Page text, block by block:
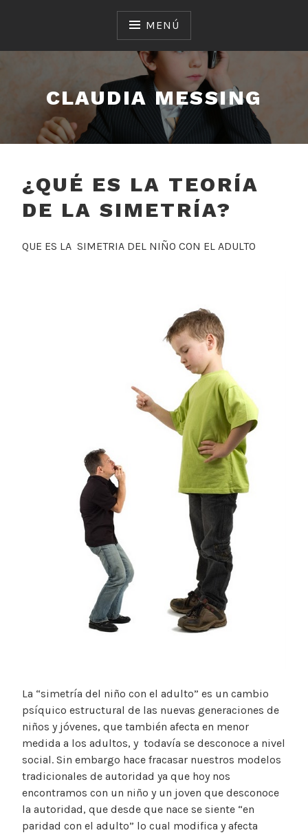
MENÚ
CLAUDIA MESSING
¿QUÉ ES LA TEORÍA
DE LA SIMETRÍA?
QUE ES LA SIMETRIA DEL NIÑO CON EL ADULTO
La “simetría del niño con el adulto” es un cambio
psíquico estructural de las nuevas generaciones de
niños y jóvenes, que también afecta en menor
medida a los adultos, y todavía se desconoce a nivel
social. Sin embargo hace fracasar nuestros modelos
tradicionales de autoridad ya que hoy nos
encontramos con un niño y un joven que desconoce
la autoridad, que desde que nace se siente “en
paridad con el adulto” lo cual modifica y afecta